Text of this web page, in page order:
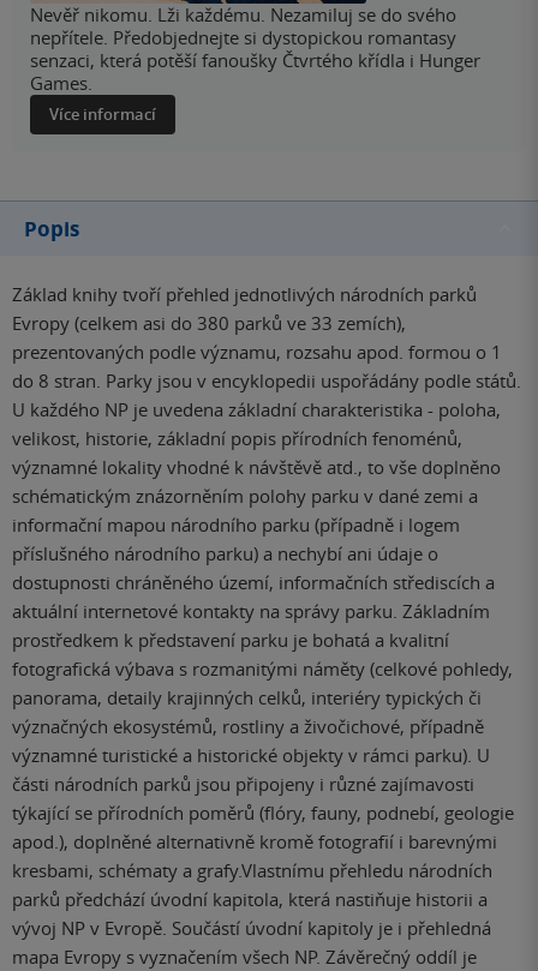
Nevěř nikomu. Lži každému. Nezamiluj se do svého
nepřítele. Předobjednejte si dystopickou romantasy
senzaci, která potěší fanoušky Čtvrtého křídla i Hunger
Games.
Více informací
Popis
Základ knihy tvoří přehled jednotlivých národních parků
Evropy (celkem asi do 380 parků ve 33 zemích),
prezentovaných podle významu, rozsahu apod. formou o 1
do 8 stran. Parky jsou v encyklopedii uspořádány podle států.
U každého NP je uvedena základní charakteristika - poloha,
velikost, historie, základní popis přírodních fenoménů,
významné lokality vhodné k návštěvě atd., to vše doplněno
schématickým znázorněním polohy parku v dané zemi a
informační mapou národního parku (případně i logem
příslušného národního parku) a nechybí ani údaje o
dostupnosti chráněného území, informačních střediscích a
aktuální internetové kontakty na správy parku. Základním
prostředkem k představení parku je bohatá a kvalitní
fotografická výbava s rozmanitými náměty (celkové pohledy,
panorama, detaily krajinných celků, interiéry typických či
význačných ekosystémů, rostliny a živočichové, případně
významné turistické a historické objekty v rámci parku). U
části národních parků jsou připojeny i různé zajímavosti
týkající se přírodních poměrů (flóry, fauny, podnebí, geologie
apod.), doplněné alternativně kromě fotografií i barevnými
kresbami, schématy a grafy.Vlastnímu přehledu národních
parků předchází úvodní kapitola, která nastiňuje historii a
vývoj NP v Evropě. Součástí úvodní kapitoly je i přehledná
mapa Evropy s vyznačením všech NP. Závěrečný oddíl je